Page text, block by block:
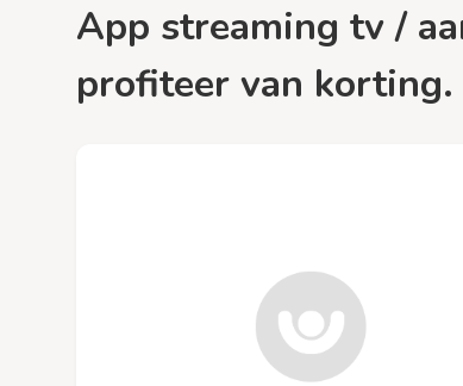
app streaming tv / aanbiedingen - Plaats je bod op app streaming tv veilingen en
profiteer van korting.